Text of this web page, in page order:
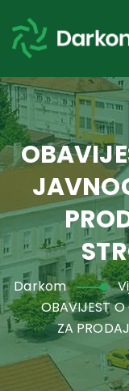
07 - 15 h
043 /440
Darkom
OBAVIJEST
ZA